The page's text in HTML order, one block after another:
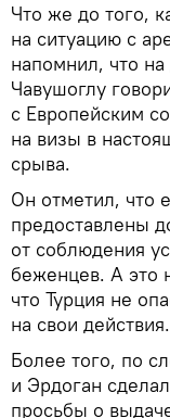
Что же до того,
на ситуацию с
напомнил, что
Чавушоглу
с Европейским
на визы в
срыва.
Он отметил, что
предоставлены
от соблюдения
беженцев. А это
что Турция не
на свои действия.
Более того, по
и Эрдоган
просьбы о